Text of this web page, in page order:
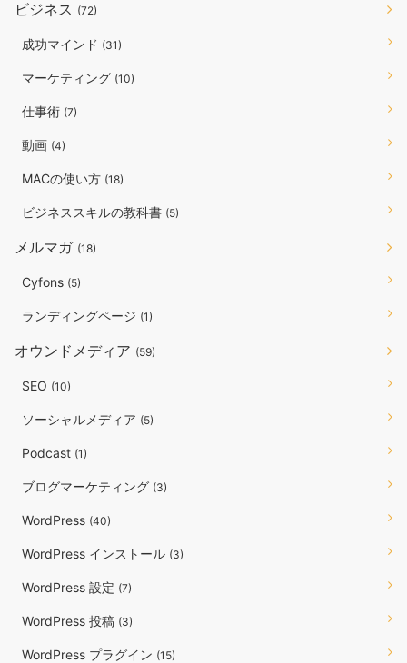
ビジネス (72)
成功マインド (31)
マーケティング (10)
仕事術 (7)
動画 (4)
MACの使い方 (18)
ビジネススキルの教科書 (5)
メルマガ (18)
Cyfons (5)
ランディングページ (1)
オウンドメディア (59)
SEO (10)
ソーシャルメディア (5)
Podcast (1)
ブログマーケティング (3)
WordPress (40)
WordPress インストール (3)
WordPress 設定 (7)
WordPress 投稿 (3)
WordPress プラグイン (15)